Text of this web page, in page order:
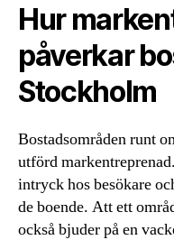
Hur
påverkar
Stockholm
Bostadsområden runt
utförd
intryck hos besökare
de boende. Att ett
också bjuder på en